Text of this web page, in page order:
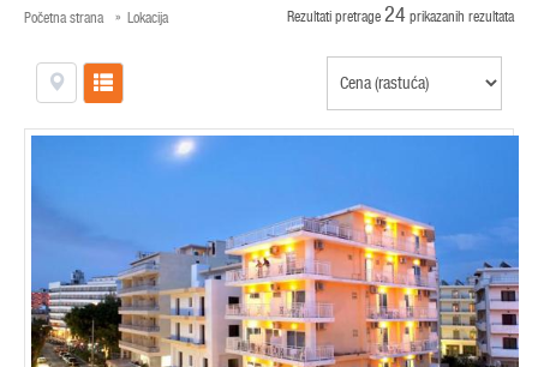
Početna strana Lokacija Rezultati pretrage 24 prikazanih rezultata